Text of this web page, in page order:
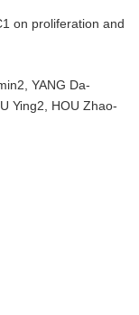
on proliferation and
YANG Da-
Ying2, HOU Zhao-